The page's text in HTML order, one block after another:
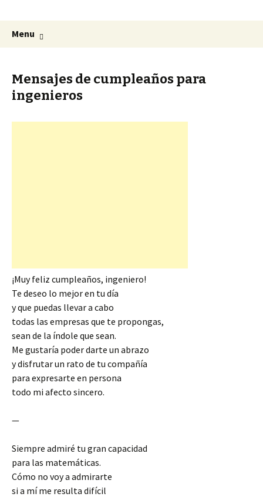
Menu
Mensajes de cumpleaños para
ingenieros
¡Muy feliz cumpleaños, ingeniero!
Te deseo lo mejor en tu día
y que puedas llevar a cabo
todas las empresas que te propongas,
sean de la índole que sean.
Me gustaría poder darte un abrazo
y disfrutar un rato de tu compañía
para expresarte en persona
todo mi afecto sincero.
—
Siempre admiré tu gran capacidad
para las matemáticas.
Cómo no voy a admirarte
si a mí me resulta difícil